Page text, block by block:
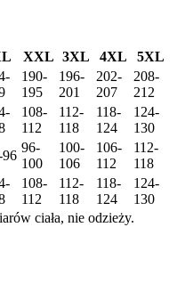
XXL 3XL 4XL
5XL
190-
195
196-
201
202-
207
208-
212
108-
112
112-
118
118-
124
124-
130
96
96-
100
100-
106
106-
112
112-
118
108-
112
112-
118
118-
124
124-
130
ciała, nie odzieży.